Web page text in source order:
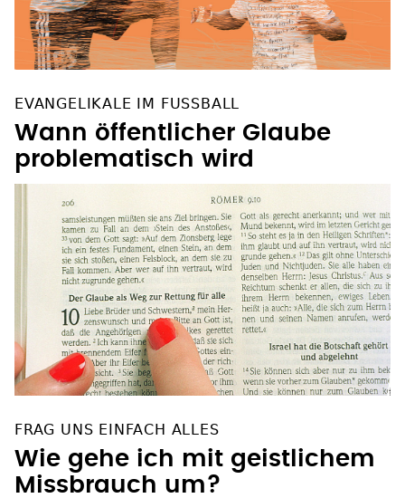
EVANGELIKALE IM FUSSBALL
Wann öffentlicher Glaube
problematisch wird
FRAG UNS EINFACH ALLES
Wie gehe ich mit geistlichem
Missbrauch um?